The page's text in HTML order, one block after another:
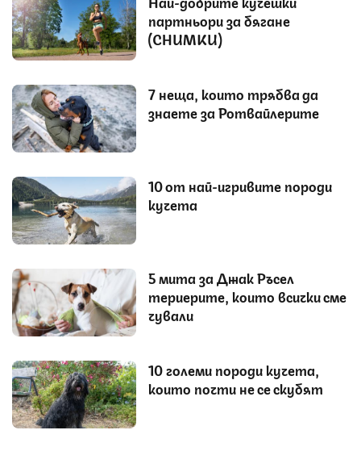
партньори за бягане
(СНИМКИ)
7 неща, които трябва да
знаете за Ротвайлерите
10 от най-игривите породи
кучета
5 мита за Джак Ръсел
териерите, които всички сме
чували
10 големи породи кучета,
които почти не се скубят